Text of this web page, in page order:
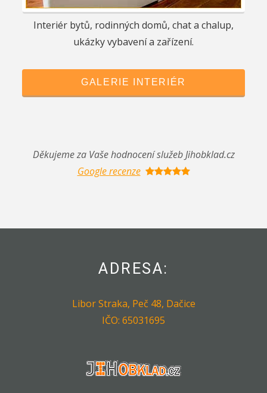
Interiér bytů, rodinných domů, chat a chalup,
ukázky vybavení a zařízení.
GALERIE INTERIÉR
Děkujeme za Vaše hodnocení služeb Jihobklad.cz
Google recenze
ADRESA:
Libor Straka, Peč 48, Dačice
IČO: 65031695